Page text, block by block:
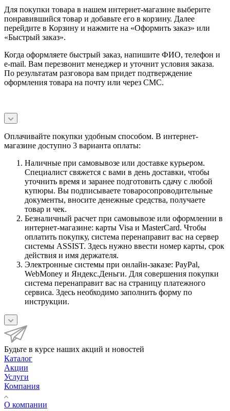
Для покупки товара в нашем интернет-магазине выберите
понравившийся товар и добавьте его в корзину. Далее
перейдите в Корзину и нажмите на «Оформить заказ» или
«Быстрый заказ».
Когда оформляете быстрый заказ, напишите ФИО, телефон и
e-mail. Вам перезвонит менеджер и уточнит условия заказа.
По результатам разговора вам придет подтверждение
оформления товара на почту или через СМС.
Оплачивайте покупки удобным способом. В интернет-
магазине доступно 3 варианта оплаты:
Наличные при самовывозе или доставке курьером.
Специалист свяжется с вами в день доставки, чтобы
уточнить время и заранее подготовить сдачу с любой
купюры. Вы подписываете товаросопроводительные
документы, вносите денежные средства, получаете
товар и чек.
Безналичный расчет при самовывозе или оформлении в
интернет-магазине: карты Visa и MasterCard. Чтобы
оплатить покупку, система перенаправит вас на сервер
системы ASSIST. Здесь нужно ввести номер карты, срок
действия и имя держателя.
Электронные системы при онлайн-заказе: PayPal,
WebMoney и Яндекс.Деньги. Для совершения покупки
система перенаправит вас на страницу платежного
сервиса. Здесь необходимо заполнить форму по
инструкции.
Будьте в курсе наших акций и новостей
Каталог
Акции
Услуги
Компания
О компании